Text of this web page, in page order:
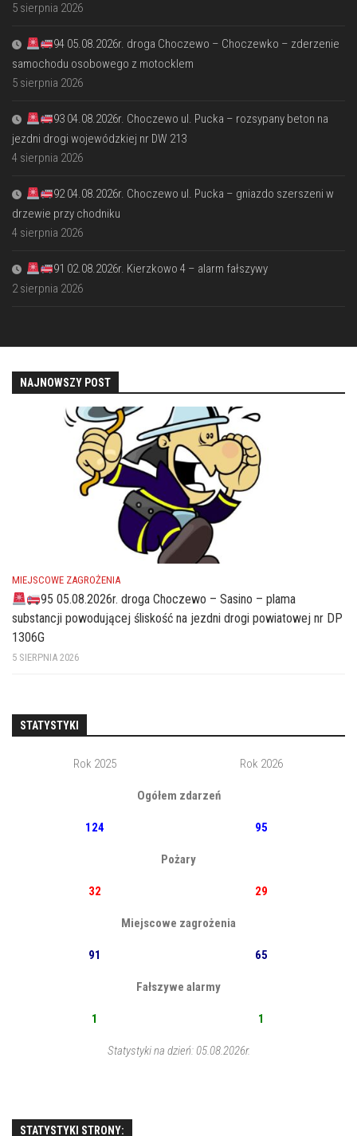
5 sierpnia 2026
94 05.08.2026r. droga Choczewo – Choczewko – zderzenie
samochodu osobowego z motocklem
5 sierpnia 2026
93 04.08.2026r. Choczewo ul. Pucka – rozsypany beton na
jezdni drogi wojewódzkiej nr DW 213
4 sierpnia 2026
92 04.08.2026r. Choczewo ul. Pucka – gniazdo szerszeni w
drzewie przy chodniku
4 sierpnia 2026
91 02.08.2026r. Kierzkowo 4 – alarm fałszywy
2 sierpnia 2026
NAJNOWSZY POST
MIEJSCOWE ZAGROŻENIA
95 05.08.2026r. droga Choczewo – Sasino – plama
substancji powodującej śliskość na jezdni drogi powiatowej nr DP
1306G
5 SIERPNIA 2026
STATYSTYKI
Rok 2025 Rok 2026
Ogółem zdarzeń
124 95
Pożary
32 29
Miejscowe zagrożenia
91 65
Fałszywe alarmy
1 1
Statystyki na dzień: 05.08.2026r.
STATYSTYKI STRONY: